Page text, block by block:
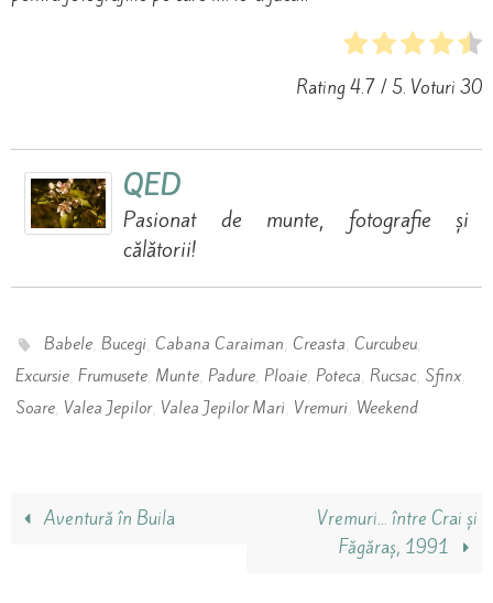
Rating4.7 / 5. Voturi 30
QED
Pasionat de munte, fotografie și
călătorii!
Babele ,Bucegi Cabana Caraiman Creasta Curcubeu
Excursie Frumusete Munte Padure Ploaie Poteca Rucsac, Sfinx
Soare Valea Jepilor, Valea Jepilor Mari Vremuri Weekend.
Aventură în Buila
Vremuri… între Crai și
Făgăraș, 1991